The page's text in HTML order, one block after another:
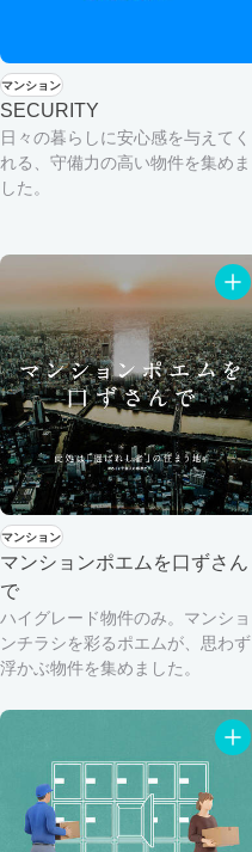
マンション
SECURITY
日々の暮らしに安心感を与えてく
れる、守備力の高い物件を集めま
した。
マンション
マンションポエムを口ずさん
で
ハイグレード物件のみ。マンショ
ンチラシを彩るポエムが、思わず
浮かぶ物件を集めました。